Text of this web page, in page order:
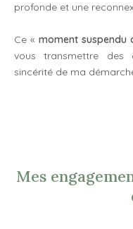
profonde et une
Ce « moment suspendu
vous transmettre
sincérité de ma
Mes